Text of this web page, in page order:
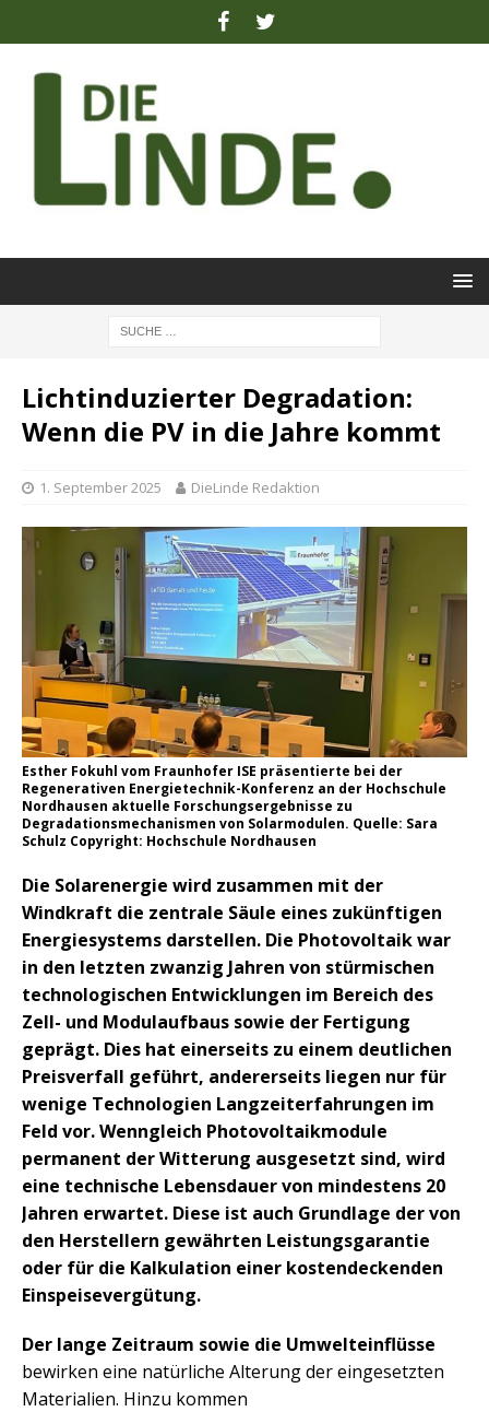
Lichtinduzierter Degradation:
Wenn die PV in die Jahre kommt
1. September 2025 DieLinde Redaktion
Esther Fokuhl vom Fraunhofer ISE präsentierte bei der
Regenerativen Energietechnik-Konferenz an der Hochschule
Nordhausen aktuelle Forschungsergebnisse zu
Degradationsmechanismen von Solarmodulen. Quelle: Sara
Schulz Copyright: Hochschule Nordhausen
Die Solarenergie wird zusammen mit der
Windkraft die zentrale Säule eines zukünftigen
Energiesystems darstellen. Die Photovoltaik war
in den letzten zwanzig Jahren von stürmischen
technologischen Entwicklungen im Bereich des
Zell- und Modulaufbaus sowie der Fertigung
geprägt. Dies hat einerseits zu einem deutlichen
Preisverfall geführt, andererseits liegen nur für
wenige Technologien Langzeiterfahrungen im
Feld vor. Wenngleich Photovoltaikmodule
permanent der Witterung ausgesetzt sind, wird
eine technische Lebensdauer von mindestens 20
Jahren erwartet. Diese ist auch Grundlage der von
den Herstellern gewährten Leistungsgarantie
oder für die Kalkulation einer kostendeckenden
Einspeisevergütung.
Der lange Zeitraum sowie die Umwelteinflüsse
bewirken eine natürliche Alterung der eingesetzten
Materialien. Hinzu kommen